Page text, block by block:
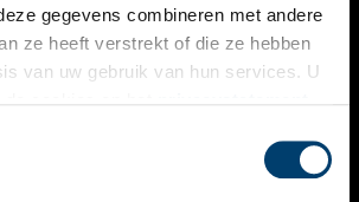
gegevens combineren met andere
ze heeft verstrekt of die ze hebben
van uw gebruik van hun services. U